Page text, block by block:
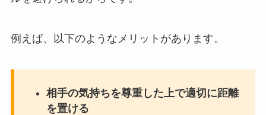
例えば、以下のようなメリットがあります。
相手の気持ちを尊重した上で適切に距離
を置ける